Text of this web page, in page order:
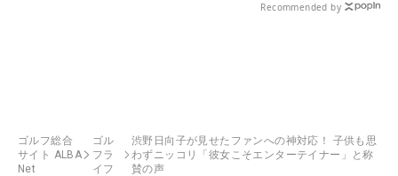
Recommended by
ゴルフ総合
サイト ALBA
Net
ゴル
フラ
イフ
渋野日向子が見せたファンへの神対応！ 子供も思
わずニッコリ「彼女こそエンターテイナー」と称
賛の声